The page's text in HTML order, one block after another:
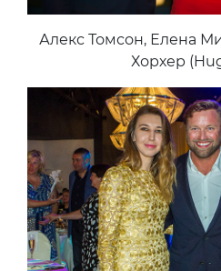
Алекс Томсон, Елена
Хорхер